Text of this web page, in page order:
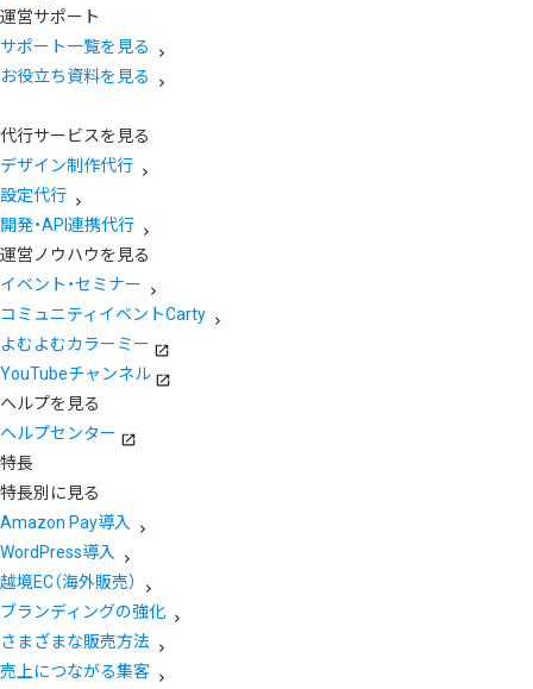
運営サポート
サポート一覧を見る
お役立ち資料を見る
代行サービスを見る
デザイン制作代行
設定代行
開発・API連携代行
運営ノウハウを見る
イベント・セミナー
コミュニティイベントCarty
よむよむカラーミー
YouTubeチャンネル
ヘルプを見る
ヘルプセンター
特長
特長別に見る
Amazon Pay導入
WordPress導入
越境EC（海外販売）
ブランディングの強化
さまざまな販売方法
売上につながる集客